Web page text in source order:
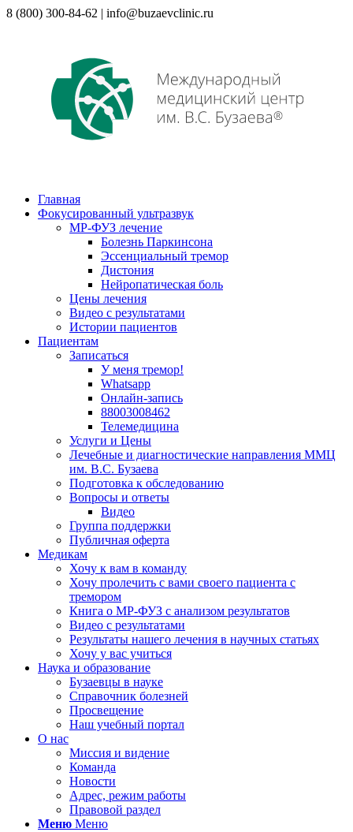
8 (800) 300-84-62 | info@buzaevclinic.ru
Главная
Фокусированный ультразвук
МР-ФУЗ лечение
Болезнь Паркинсона
Эссенциальный тремор
Дистония
Нейропатическая боль
Цены лечения
Видео с результатами
Истории пациентов
Пациентам
Записаться
У меня тремор!
Whatsapp
Онлайн-запись
88003008462
Телемедицина
Услуги и Цены
Лечебные и диагностические направления ММЦ
им. В.С. Бузаева
Подготовка к обследованию
Вопросы и ответы
Видео
Группа поддержки
Публичная оферта
Медикам
Хочу к вам в команду
Хочу пролечить с вами своего пациента с
тремором
Книга о МР-ФУЗ с aнализом результатов
Видео с результатами
Результаты нашего лечения в научных статьях
Хочу у вас учиться
Наука и образование
Бузаевцы в науке
Справочник болезней
Просвещение
Наш учебный портал
О нас
Миссия и видение
Команда
Новости
Адрес, режим работы
Правовой раздел
Меню Меню